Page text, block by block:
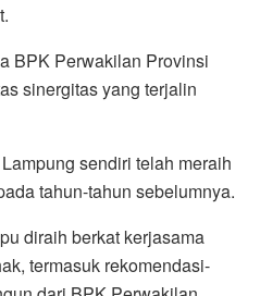
BPK Perwakilan Provinsi
sinergitas yang terjalin
sendiri telah meraih
tahun-tahun sebelumnya.
diraih berkat kerjasama
termasuk rekomendasi-